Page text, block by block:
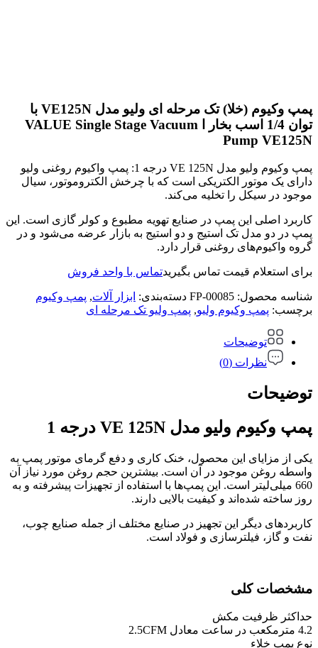
پمپ وکیوم (خلا) تک مرحله ای ولیو مدل VE125N با
توان 1/4 اسب بخار ا VALUE Single Stage Vacuum
Pump VE125N
پمپ وکیوم ولیو مدل VE 125N درجه 1: پمپ واکیوم روغنی ولیو
دارای یک موتور الکتریکی است که با چرخش الکتروموتور، سیال
موجود در سیکل را تخلیه می‌کند.
کاربرد اصلی این پمپ در صنایع تهویه مطبوع و کولر گازی است. این
پمپ در دو مدل تک استیج و دو استیج به بازار عرضه می‌شود و در
گروه واکیوم‌های روغنی قرار دارد.
برای استعلام قیمت تماس بگیریدتماس با واحد فروش
شناسه محصول: FP-00085 دسته‌بندی: ابزار آلات, پمپ وکیوم
برچسب: پمپ وکیوم ولیو, پمپ ولیو تک مرحله ای
توضیحات
نظرات (0)
توضیحات
پمپ وکیوم ولیو مدل VE 125N درجه 1
یکی از مزایای این محصول، خنک کاری و دفع گرمای موتور پمپ به
واسطه روغن موجود در آن است. بیشترین حجم روغن مورد نیاز آن
660 میلی‌لیتر است. این پمپ‌ها با استفاده از تجهیزات پیشرفته و به
روز ساخته شده‌اند و کیفیت بالایی دارند.
کاربردهای دیگر این تجهیز در صنایع مختلف از جمله صنایع چوب،
نفت و گاز، فیلترسازی و فولاد است.
مشخصات کلی
حداکثر ظرفیت مکش
4.2 مترمکعب در ساعت معادل 2.5CFM
نوع پمپ خلاء